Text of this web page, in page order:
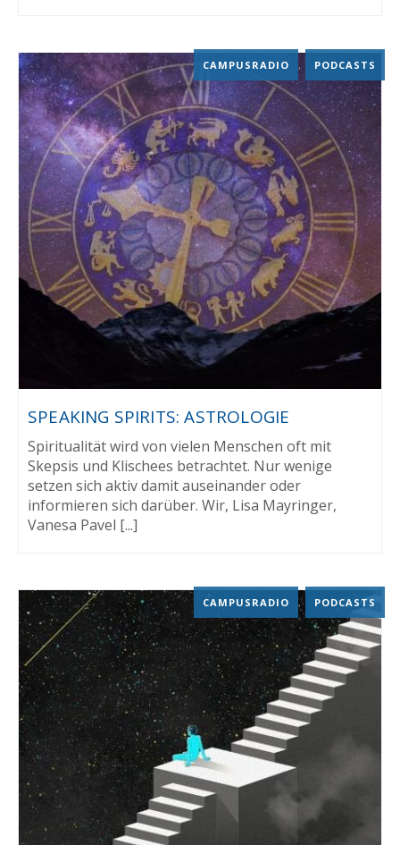
SPEAKING SPIRITS: ASTROLOGIE
CAMPUSRADIO , PODCASTS
Spiritualität wird von vielen Menschen oft mit
Skepsis und Klischees betrachtet. Nur wenige
setzen sich aktiv damit auseinander oder
informieren sich darüber. Wir, Lisa Mayringer,
Vanesa Pavel [...]
CAMPUSRADIO , PODCASTS